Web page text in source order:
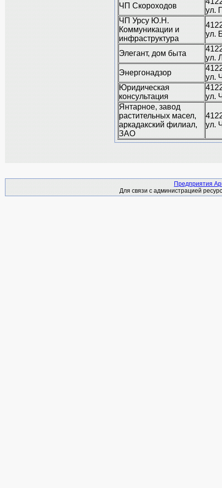
ЧП Скороходов
ул.
ЧП Урсу Ю.Н.
Коммуникации и
инфраструктура
ул.
Элегант, дом быта
ул.
Энергонадзор
ул.
Юридическая
консультация
ул.
Янтарное, завод
растительных масел,
аркадакский филиал,
ЗАО
ул.
Предприятия
Для связи с администрацией